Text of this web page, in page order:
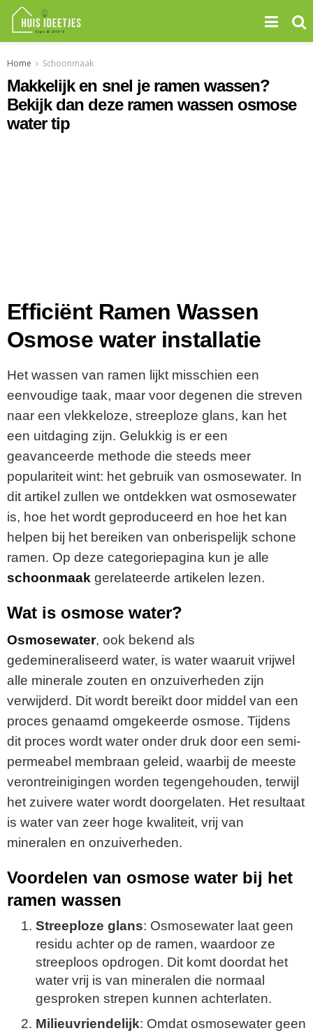
Home Schoonmaak
Makkelijk en snel je ramen wassen?
Bekijk dan deze ramen wassen osmose
water tip
Efficiënt Ramen Wassen
Osmose water installatie
Het wassen van ramen lijkt misschien een
eenvoudige taak, maar voor degenen die streven
naar een vlekkeloze, streeploze glans, kan het
een uitdaging zijn. Gelukkig is er een
geavanceerde methode die steeds meer
populariteit wint: het gebruik van osmosewater. In
dit artikel zullen we ontdekken wat osmosewater
is, hoe het wordt geproduceerd en hoe het kan
helpen bij het bereiken van onberispelijk schone
ramen. Op deze categoriepagina kun je alle
schoonmaak gerelateerde artikelen lezen.
Wat is osmose water?
Osmosewater, ook bekend als
gedemineraliseerd water, is water waaruit vrijwel
alle minerale zouten en onzuiverheden zijn
verwijderd. Dit wordt bereikt door middel van een
proces genaamd omgekeerde osmose. Tijdens
dit proces wordt water onder druk door een semi-
permeabel membraan geleid, waarbij de meeste
verontreinigingen worden tegengehouden, terwijl
het zuivere water wordt doorgelaten. Het resultaat
is water van zeer hoge kwaliteit, vrij van
mineralen en onzuiverheden.
Voordelen van osmose water bij het
ramen wassen
Streeploze glans: Osmosewater laat geen
residu achter op de ramen, waardoor ze
streeploos opdrogen. Dit komt doordat het
water vrij is van mineralen die normaal
gesproken strepen kunnen achterlaten.
Milieuvriendelijk: Omdat osmosewater geen